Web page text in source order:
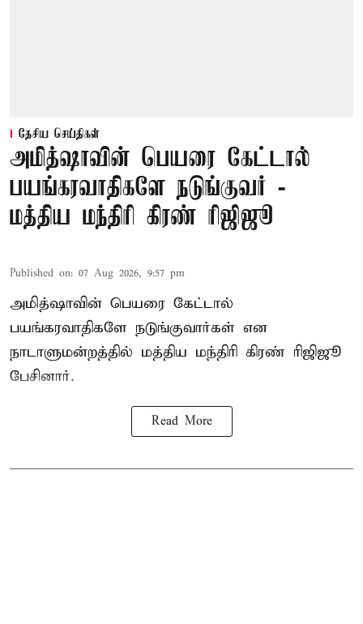
தேசிய செய்திகள்
அமித்ஷாவின் பெயரை கேட்டால்
பயங்கரவாதிகளே நடுங்குவர் -
மத்திய மந்திரி கிரண் ரிஜிஜூ
Published on: 07 Aug 2026, 9:57 pm
அமித்ஷாவின் பெயரை கேட்டால்
பயங்கரவாதிகளே நடுங்குவார்கள் என
நாடாளுமன்றத்தில் மத்திய மந்திரி கிரண் ரிஜிஜூ
பேசினார்.
Read More